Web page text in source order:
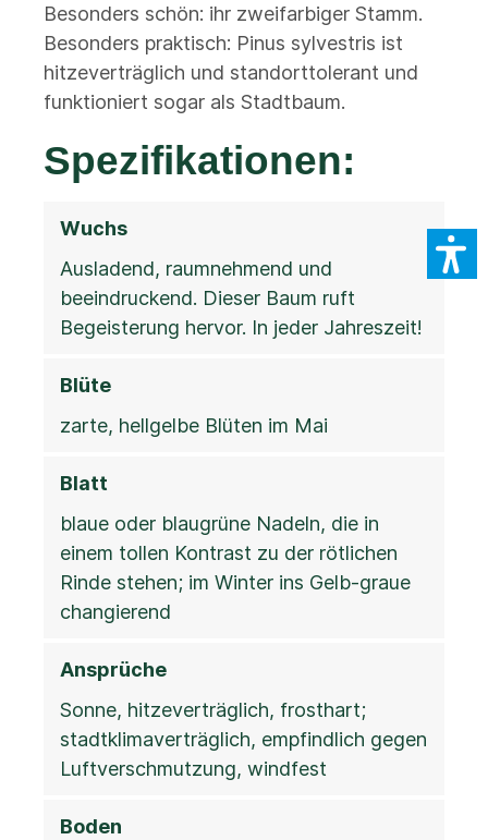
Besonders schön: ihr zweifarbiger Stamm.
Besonders praktisch: Pinus sylvestris ist
hitzeverträglich und standorttolerant und
funktioniert sogar als Stadtbaum.
Spezifikationen:
Wuchs
Ausladend, raumnehmend und
beeindruckend. Dieser Baum ruft
Begeisterung hervor. In jeder Jahreszeit!
Blüte
zarte, hellgelbe Blüten im Mai
Blatt
blaue oder blaugrüne Nadeln, die in
einem tollen Kontrast zu der rötlichen
Rinde stehen; im Winter ins Gelb-graue
changierend
Ansprüche
Sonne, hitzeverträglich, frosthart;
stadtklimaverträglich, empfindlich gegen
Luftverschmutzung, windfest
Boden